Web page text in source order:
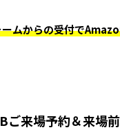
ムからの受付で
ご来場予約＆来場